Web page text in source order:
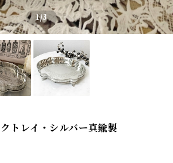
1/3
トレイ・シルバー真鍮製